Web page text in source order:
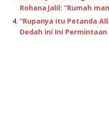
Rohana Jalil: “Rumah
“Rupanya itu Petanda
Dedah ini Ini